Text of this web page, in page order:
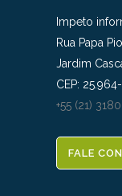
Impeto
Rua Papa
Jardim
CEP:
+55 (21)
FALE